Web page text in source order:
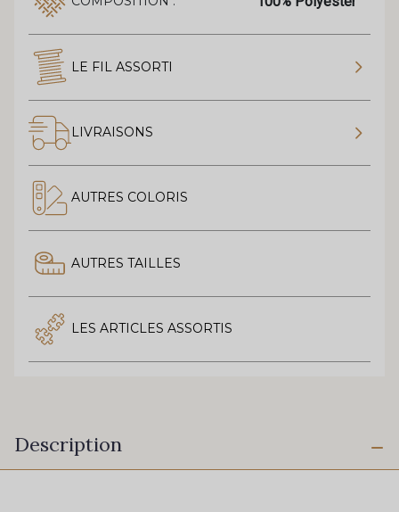
LE FIL ASSORTI
LIVRAISONS
AUTRES COLORIS
AUTRES TAILLES
LES ARTICLES ASSORTIS
Description